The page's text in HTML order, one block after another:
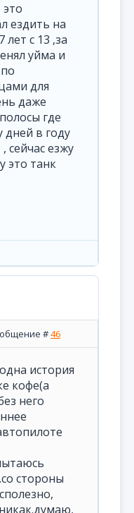
ездить на
с 13 ,за
уйма и
для
даже
где
дней в году
сейчас езжу
это танк
#46
история
кофе(а
него
стороны